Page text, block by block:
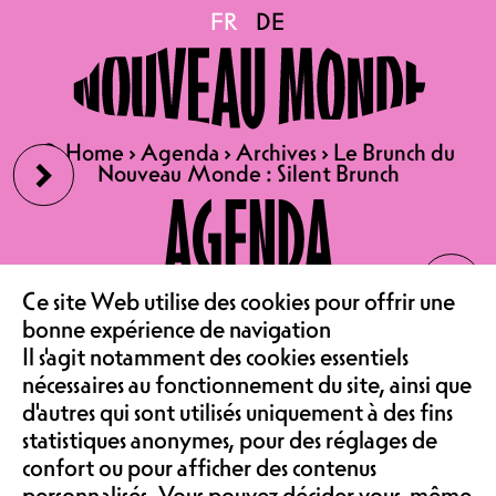
›
‹
FR DE
🔍Home ›Agenda ›Archives › Le Brunch du
Nouveau Monde : Silent Brunch
AGENDA
LE CAFÉ
ASSOCIATION &
FR DE
🔍Home ›Agenda ›Archives › Le Brunch du
Nouveau Monde : Silent Brunch
Le Brunch du Nouveau
Monde : Silent Brunch
16.02.2025
LE BRUNCH DU NOUVEAU
MONDE : SILENT BRUNCH
DE 10:30 À 14:00 | 29.-
ADULTES, 13.- ENFANTS
Un magnifique brunch avec un
délicieux buffet vous attend :
Rissoles aux crevettes, quiches
lorraines, quiches aux poireaux,
Ce site Web utilise des cookies pour offrir une
bonne expérience de navigation
Il s'agit notamment des cookies essentiels
nécessaires au fonctionnement du site, ainsi que
d'autres qui sont utilisés uniquement à des fins
statistiques anonymes, pour des réglages de
confort ou pour afficher des contenus